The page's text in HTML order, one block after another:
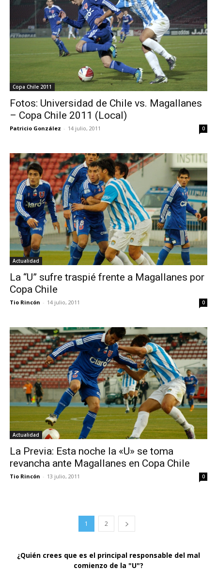
Copa Chile 2011
Fotos: Universidad de Chile vs. Magallanes
– Copa Chile 2011 (Local)
Patricio González - 14 julio, 2011 0
Actualidad
La “U” sufre traspié frente a Magallanes por
Copa Chile
Tio Rincón - 14 julio, 2011 0
Actualidad
La Previa: Esta noche la «U» se toma
revancha ante Magallanes en Copa Chile
Tio Rincón - 13 julio, 2011 0
1 2
¿Quién crees que es el principal responsable del mal
comienzo de la "U"?